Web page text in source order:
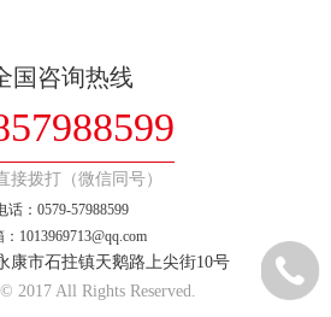
国咨询热线
接拨打（微信同号）
话：0579-57988599
1013969713@qq.com
康市石拄镇天鹅路上尖街10号
2017 All Rights Reserved.